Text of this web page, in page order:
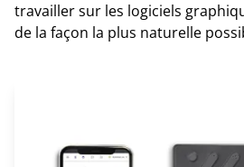
travailler sur les logiciels
de la façon la plus naturelle